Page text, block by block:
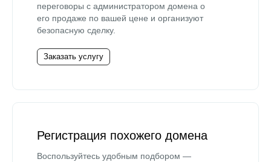
переговоры с администратором домена о
его продаже по вашей цене и организуют
безопасную сделку.
Заказать услугу
Регистрация похожего домена
Воспользуйтесь удобным подбором —